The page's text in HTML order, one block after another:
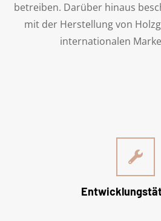
betreiben. Darüber hinaus
mit der Herstellung von
internationalen